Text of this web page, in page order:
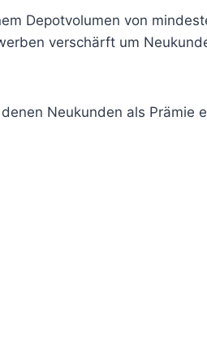
Depotvolumen von
verschärft um
Neukunden als